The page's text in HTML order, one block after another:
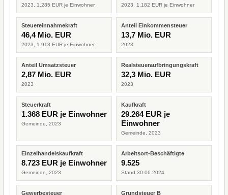
2023, 1.285 EUR je Einwohner 2023, 1.182 EUR je Einwohner
Steuereinnahmekraft
46,4 Mio. EUR
2023, 1.913 EUR je Einwohner
Anteil Einkommensteuer
13,7 Mio. EUR
2023
Anteil Umsatzsteuer
2,87 Mio. EUR
2023
Realsteueraufbringungskraft
32,3 Mio. EUR
2023
Steuerkraft
1.368 EUR je Einwohner
Gemeinde, 2023
Kaufkraft
29.264 EUR je
Einwohner
Gemeinde, 2023
Einzelhandelskaufkraft
8.723 EUR je Einwohner
Gemeinde, 2023
Arbeitsort-Beschäftigte
9.525
Stand 30.06.2024
Gewerbesteuer Grundsteuer B